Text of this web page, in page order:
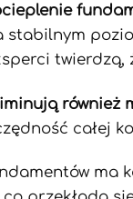
stabilnym
twierdzą,
również
całej
ma